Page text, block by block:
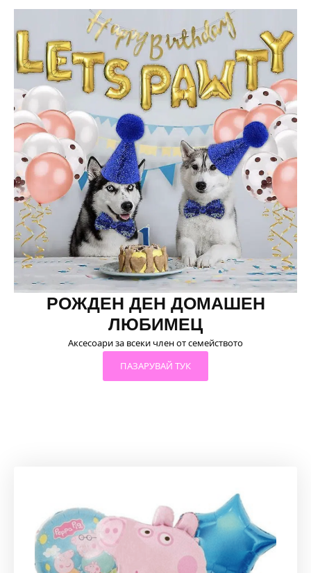
РОЖДЕН ДЕН ДОМАШЕН
ЛЮБИМЕЦ
Аксесоари за всеки член от семейството
ПАЗАРУВАЙ ТУК